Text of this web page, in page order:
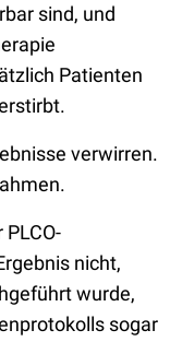
sind, und
Patienten
verwirren.
nicht,
wurde,
sogar